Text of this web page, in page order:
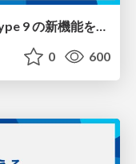
知っていると得する！Movable Type 9 の新機能を徹底解説
0 600